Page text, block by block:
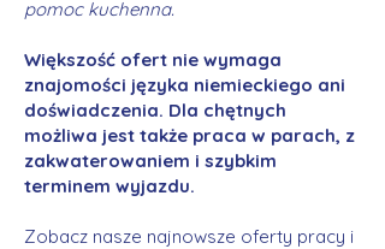
pomoc kuchenna.
Większość ofert nie wymaga
znajomości języka niemieckiego ani
doświadczenia. Dla chętnych
możliwa jest także praca w parach, z
zakwaterowaniem i szybkim
terminem wyjazdu.
Zobacz nasze najnowsze oferty pracy i